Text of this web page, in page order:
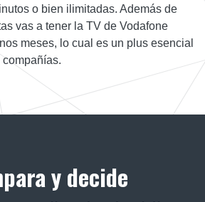
o bien ilimitadas. Además de
vas a tener la TV de Vodafone
meses, lo cual es un plus esencial
y decide